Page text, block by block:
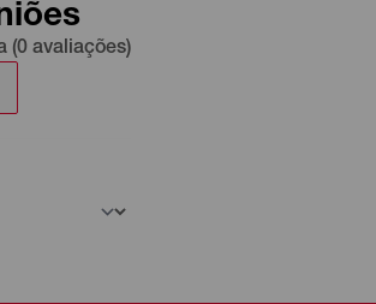
(0 avaliações)